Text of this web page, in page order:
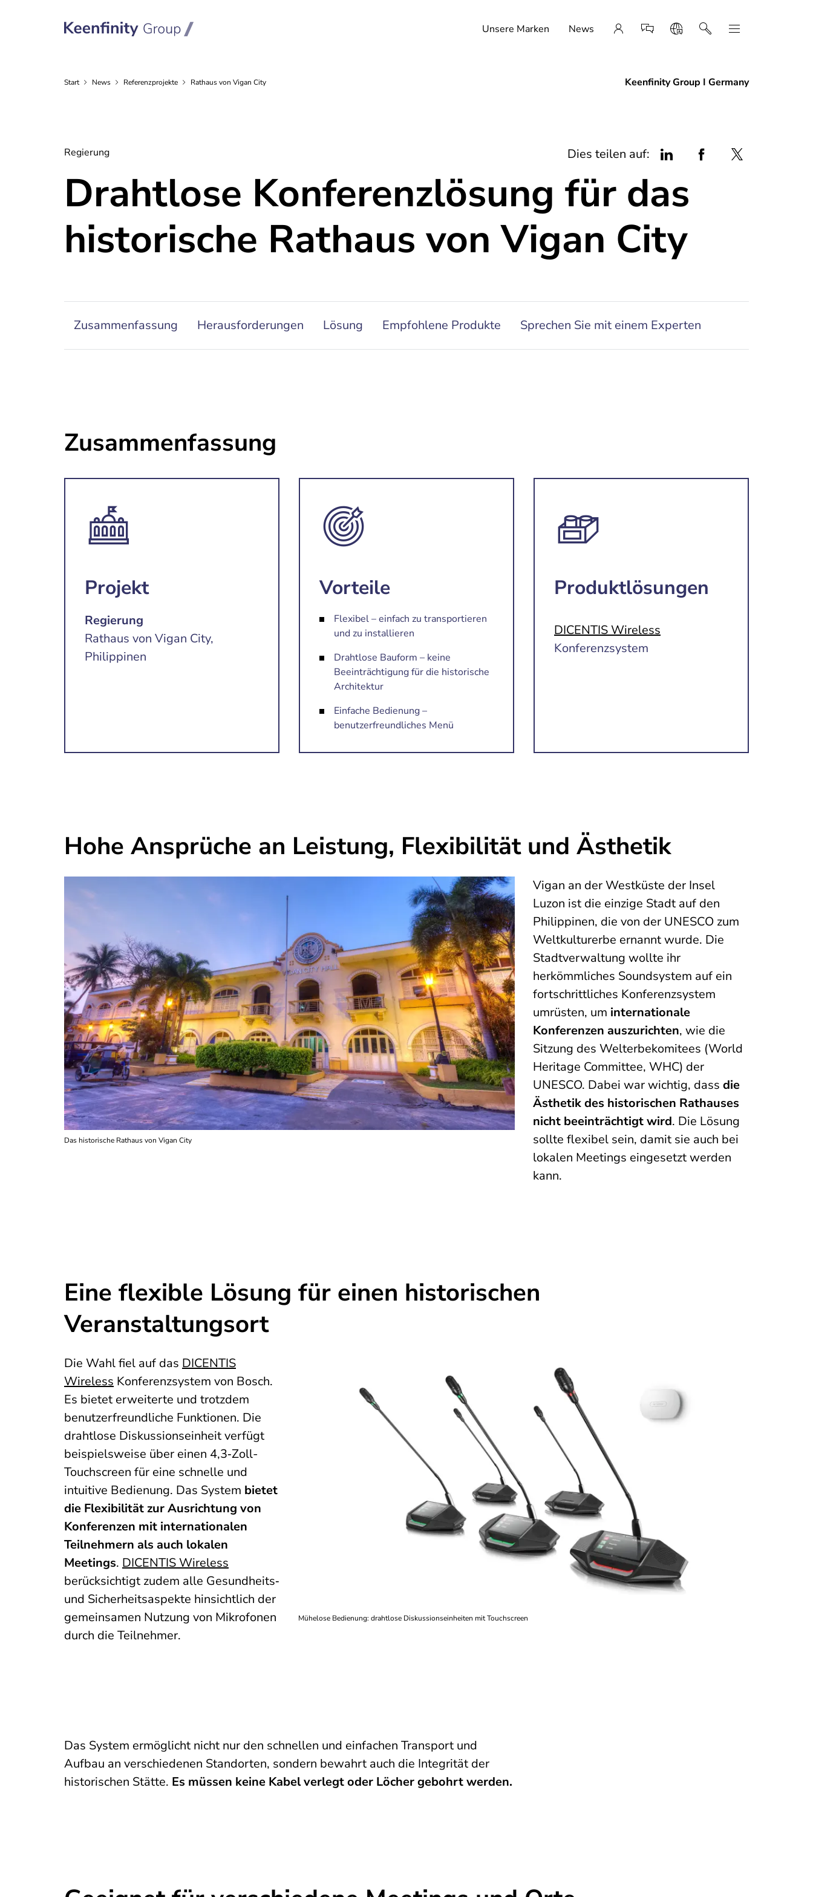
Unsere Marken News
Start News Referenzprojekte Rathaus von Vigan City Keenfinity Group I Germany
Regierung Dies teilen auf:
Drahtlose Konferenzlösung für das
historische Rathaus von Vigan City
Zusammenfassung Herausforderungen Lösung Empfohlene Produkte Sprechen Sie mit einem Experten
Zusammenfassung
Projekt
Regierung
Rathaus von Vigan City,
Philippinen
Vorteile
Flexibel – einfach zu transportieren
und zu installieren
Drahtlose Bauform – keine
Beeinträchtigung für die historische
Architektur
Einfache Bedienung –
benutzerfreundliches Menü
Produktlösungen
DICENTIS Wireless
Konferenzsystem
Hohe Ansprüche an Leistung, Flexibilität und Ästhetik
Das historische Rathaus von Vigan City
Vigan an der Westküste der Insel
Luzon ist die einzige Stadt auf den
Philippinen, die von der UNESCO zum
Weltkulturerbe ernannt wurde. Die
Stadtverwaltung wollte ihr
herkömmliches Soundsystem auf ein
fortschrittliches Konferenzsystem
umrüsten, um internationale
Konferenzen auszurichten, wie die
Sitzung des Welterbekomitees (World
Heritage Committee, WHC) der
UNESCO. Dabei war wichtig, dass die
Ästhetik des historischen Rathauses
nicht beeinträchtigt wird. Die Lösung
sollte flexibel sein, damit sie auch bei
lokalen Meetings eingesetzt werden
kann.
Eine flexible Lösung für einen historischen
Veranstaltungsort
Die Wahl fiel auf das DICENTIS
Wireless Konferenzsystem von Bosch.
Es bietet erweiterte und trotzdem
benutzerfreundliche Funktionen. Die
drahtlose Diskussionseinheit verfügt
beispielsweise über einen 4,3‑Zoll-
Touchscreen für eine schnelle und
intuitive Bedienung. Das System bietet
die Flexibilität zur Ausrichtung von
Konferenzen mit internationalen
Teilnehmern als auch lokalen
Meetings. DICENTIS Wireless
berücksichtigt zudem alle Gesundheits‑
und Sicherheitsaspekte hinsichtlich der
gemeinsamen Nutzung von Mikrofonen
durch die Teilnehmer.
Mühelose Bedienung: drahtlose Diskussionseinheiten mit Touchscreen
Das System ermöglicht nicht nur den schnellen und einfachen Transport und
Aufbau an verschiedenen Standorten, sondern bewahrt auch die Integrität der
historischen Stätte. Es müssen keine Kabel verlegt oder Löcher gebohrt werden.